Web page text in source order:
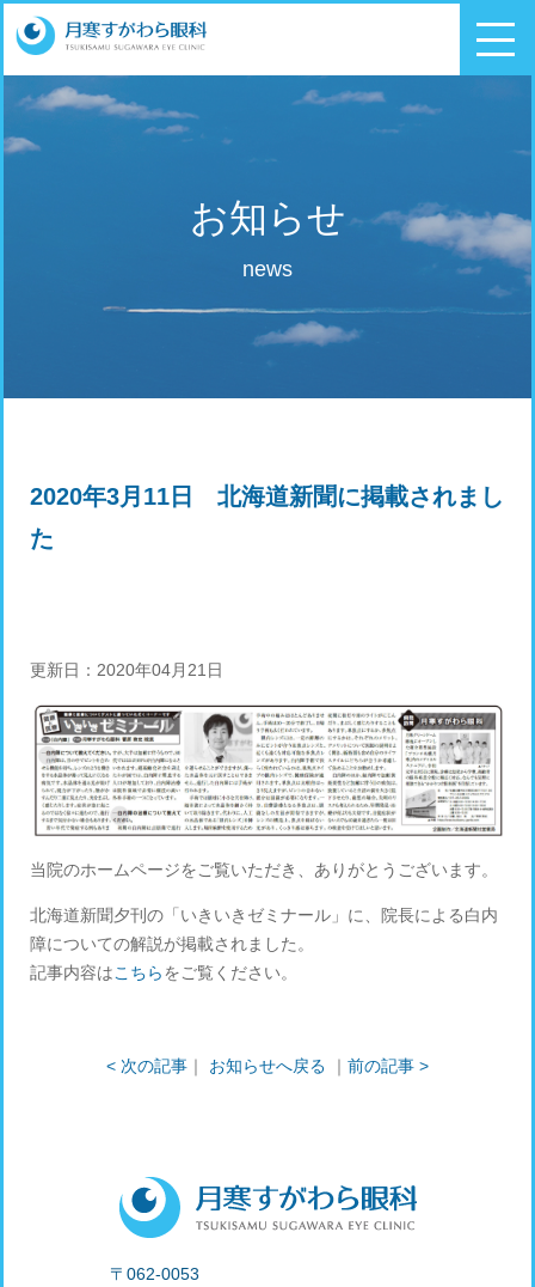
お知らせ
news
2020年3月11日 北海道新聞に掲載されまし
た
更新日：2020年04月21日
当院のホームページをご覧いただき、ありがとうございます。
北海道新聞夕刊の「いきいきゼミナール」に、院長による白内
障についての解説が掲載されました。
記事内容はこちらをご覧ください。
< 次の記事｜ お知らせへ戻る ｜ 前の記事 >
〒062-0053